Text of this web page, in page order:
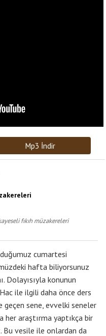
Mp3 İndir
fıkıh müzakereleri
cumartesi
hafta biliyorsunuz
Dolayısıyla konunun
ile ilgili daha önce ders
geçen sene, evvelki seneler
her araştırma yaptıkça bir
Bu vesile ile onlardan da